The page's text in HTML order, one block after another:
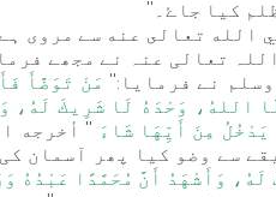
کیا جاۓ۔''
الله تعالى عنه سے مروی
تعالی عنہ نے مجھے
نے فرمایا:'' مَنْ تَوَضَّأَ
اللهُ، وَحْدَهُ لَا شَرِيكَ لَهُ،
مِنَ أَيِّهَا شَاءَ '' أخرجه
سے وضو کیا پھر آسمان
لَهُ، وَأَشْهَدُ أَنَّ مُحَمَّدًا عَبْدُهُ